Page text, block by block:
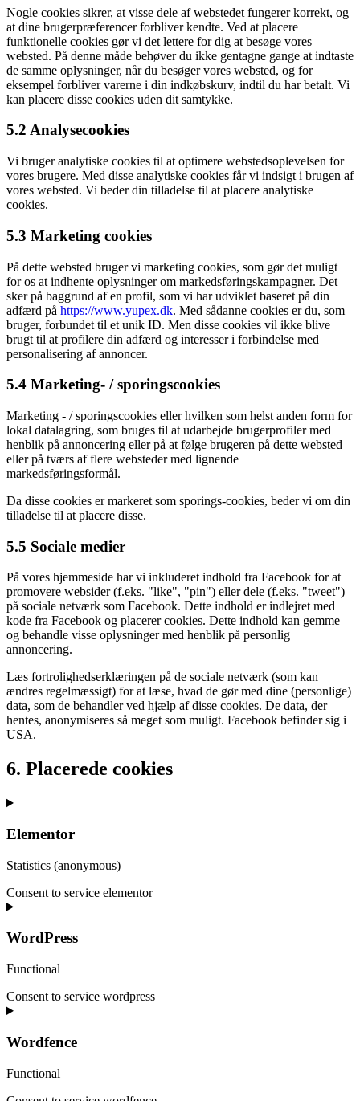
Nogle cookies sikrer, at visse dele af webstedet fungerer korrekt, og
at dine brugerpræferencer forbliver kendte. Ved at placere
funktionelle cookies gør vi det lettere for dig at besøge vores
websted. På denne måde behøver du ikke gentagne gange at indtaste
de samme oplysninger, når du besøger vores websted, og for
eksempel forbliver varerne i din indkøbskurv, indtil du har betalt. Vi
kan placere disse cookies uden dit samtykke.
5.2 Analysecookies
Vi bruger analytiske cookies til at optimere webstedsoplevelsen for
vores brugere. Med disse analytiske cookies får vi indsigt i brugen af
​​vores websted. Vi beder din tilladelse til at placere analytiske
cookies.
5.3 Marketing cookies
På dette websted bruger vi marketing cookies, som gør det muligt
for os at indhente oplysninger om markedsføringskampagner. Det
sker på baggrund af en profil, som vi har udviklet baseret på din
adfærd på https://www.yupex.dk. Med sådanne cookies er du, som
bruger, forbundet til et unik ID. Men disse cookies vil ikke blive
brugt til at profilere din adfærd og interesser i forbindelse med
personalisering af annoncer.
5.4 Marketing- / sporingscookies
Marketing - / sporingscookies eller hvilken som helst anden form for
lokal datalagring, som bruges til at udarbejde brugerprofiler med
henblik på annoncering eller på at følge brugeren på dette websted
eller på tværs af flere websteder med lignende
markedsføringsformål.
Da disse cookies er markeret som sporings-cookies, beder vi om din
tilladelse til at placere disse.
5.5 Sociale medier
På vores hjemmeside har vi inkluderet indhold fra Facebook for at
promovere websider (f.eks. "like", "pin") eller dele (f.eks. "tweet")
på sociale netværk som Facebook. Dette indhold er indlejret med
kode fra Facebook og placerer cookies. Dette indhold kan gemme
og behandle visse oplysninger med henblik på personlig
annoncering.
Læs fortrolighedserklæringen på de sociale netværk (som kan
ændres regelmæssigt) for at læse, hvad de gør med dine (personlige)
data, som de behandler ved hjælp af disse cookies. De data, der
hentes, anonymiseres så meget som muligt. Facebook befinder sig i
USA.
6. Placerede cookies
Elementor
Statistics (anonymous)
Consent to service elementor
WordPress
Functional
Consent to service wordpress
Wordfence
Functional